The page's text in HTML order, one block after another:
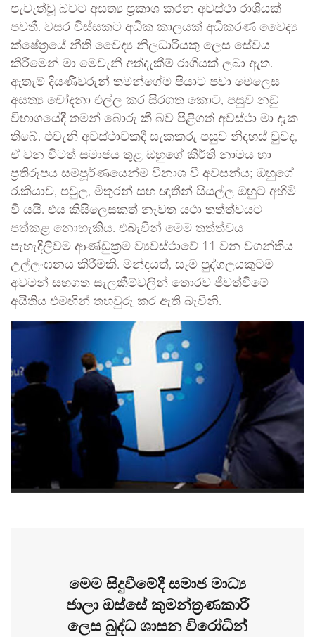
පැවැත්වූ බවට අසත්‍ය ප්‍රකාශ කරන අවස්ථා රාශියක්
පවතී. වසර විස්සකට අධික කාලයක් අධිකරණ වෛද්‍ය
ක්ෂේත්‍රයේ නීති වෛද්‍ය නිලධාරියකු ලෙස සේවය
කිරීමෙන් මා මෙවැනි අත්දැකීම් රාශියක් ලබා ඇත.
ඇතැම් දියණිවරුන් තමන්ගේම පියාට පවා මෙලෙස
අසත්‍ය චෝදනා එල්ල කර සිරගත කොට, පසුව නඩු
විභාගයේදී තමන් බොරු කී බව පිළිගත් අවස්ථා මා දැක
තිබේ. එවැනි අවස්ථාවකදී සැකකරු පසුව නිදහස් වුවද,
ඒ වන විටත් සමාජය තුළ ඔහුගේ කීර්ති නාමය හා
ප්‍රතිරූපය සම්පූර්ණයෙන්ම විනාශ වී අවසන්ය; ඔහුගේ
රැකියාව, පවුල, මිතුරන් සහ ඥාතීන් සියල්ල ඔහුට අහිමි
වී යයි. එය කිසිලෙසකත් නැවත යථා තත්ත්වයට
පත්කළ නොහැකිය. එබැවින් මෙම තත්ත්වය
පැහැදිලිවම ආණ්ඩුක්‍රම ව්‍යවස්ථාවේ 11 වන වගන්තිය
උල්ලංඝනය කිරීමකි. මන්දයත්, සෑම පුද්ගලයකුටම
අවමන් සහගත සැලකීම්වලින් තොරව ජීවත්වීමේ
අයිතිය එමඟින් තහවුරු කර ඇති බැවිනි.
මෙම සිදුවීමේදී සමාජ මාධ්‍ය
ජාලා ඔස්සේ කුමන්ත්‍රණකාරී
ලෙස බුද්ධ ශාසන විරෝධීන්